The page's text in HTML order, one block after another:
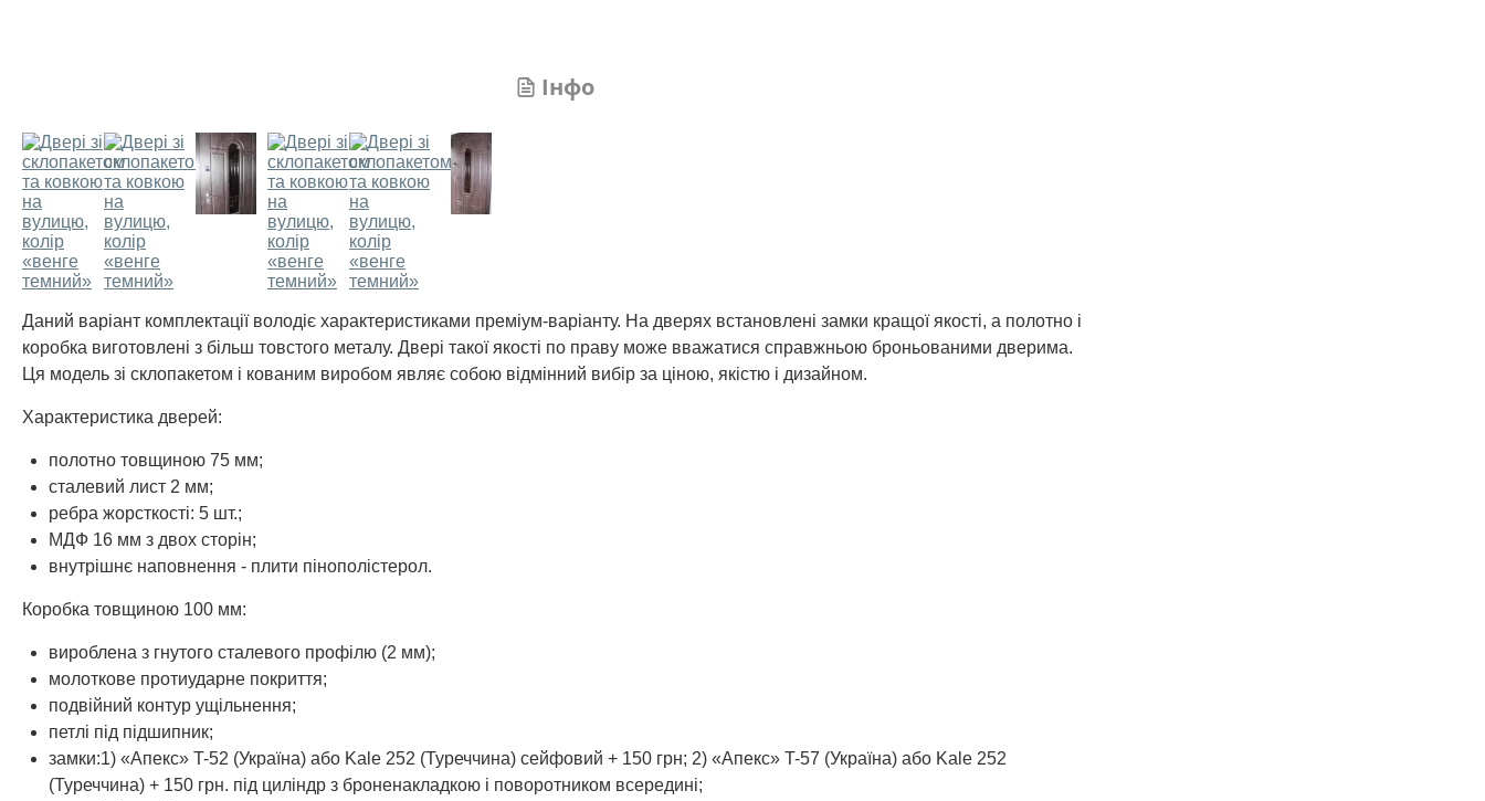
Інфо
Даний варіант комплектації володіє характеристиками преміум-варіанту. На дверях встановлені замки кращої якості, а полотно і
коробка виготовлені з більш товстого металу. Двері такої якості по праву може вважатися справжньою броньованими дверима.
Ця модель зі склопакетом і кованим виробом являє собою відмінний вибір за ціною, якістю і дизайном.
Характеристика дверей:
полотно товщиною 75 мм;
сталевий лист 2 мм;
ребра жорсткості: 5 шт.;
МДФ 16 мм з двох сторін;
внутрішнє наповнення - плити пінополістерол.
Коробка товщиною 100 мм:
вироблена з гнутого сталевого профілю (2 мм);
молоткове протиударне покриття;
подвійний контур ущільнення;
петлі під підшипник;
замки:1) «Апекс» T-52 (Україна) або Kale 252 (Туреччина) сейфовий + 150 грн; 2) «Апекс» T-57 (Україна) або Kale 252
(Туреччина) + 150 грн. під циліндр з броненакладкою і поворотником всередині;